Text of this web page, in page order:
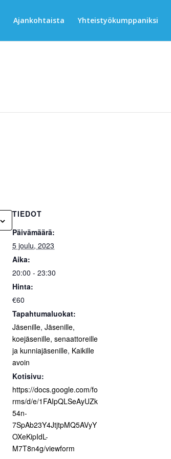
Ajankohtaista Yhteistyökumppaniksi
TIEDOT
Päivämäärä:
5 joulu, 2023
Aika:
20:00 - 23:30
Hinta:
€60
Tapahtumaluokat:
Jäsenille, Jäsenille,
koejäsenille, senaattoreille
ja kunniajäsenille, Kaikille
avoin
Kotisivu:
https://docs.google.com/fo
rms/d/e/1FAIpQLSeAyUZk
54n-
7SpAb23Y4JtjtpMQ5AVyY
OXeKipIdL-
M7T8n4g/viewform